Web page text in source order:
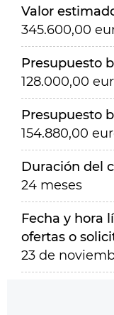
Valor
345.600,00
Presupuesto
128.000,00
Presupuesto
154.880,00
Duración del
24 meses
Fecha y hora
ofertas o
23 de